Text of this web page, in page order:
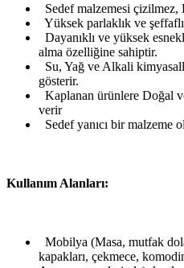
Sedef malzemesi
Yüksek parlaklık ve
Dayanıklı ve yüksek
alma özelliğine sahiptir.
Su, Yağ ve Alkali
gösterir.
Kaplanan ürünlere Doğal
verir
Sedef yanıcı bir malzeme
Kullanım Alanları:
Mobilya (Masa, mutfak
kapakları, çekmece,